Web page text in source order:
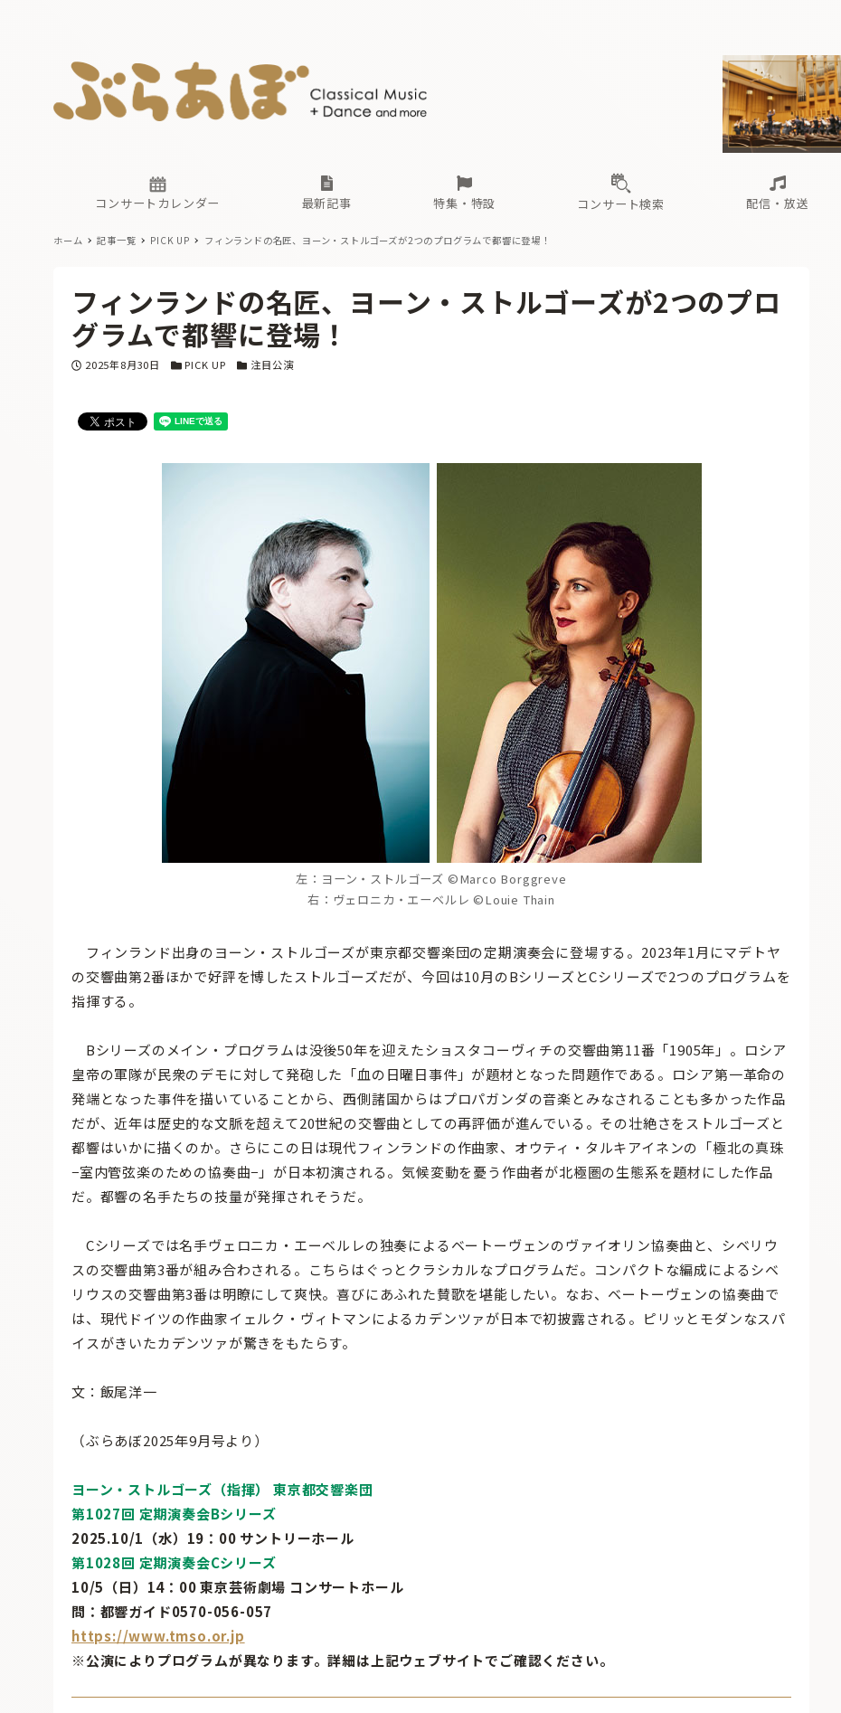
コンサートカレンダー 最新記事
古楽とその先と オーケストラの楽屋から 海の向こうの音楽家 Aからの眺望
特集・特設
現場のプロが推す！間違いないオーケストラコンサート
過去の特集
コンサート検索 配信・放送
無料ライブ配信スケジュール 有料ライブ配信スケジュール
た は や わ
古楽とその先と 海の向こうの音楽家 Aからの眺望
過去の特集
無料ライブ配信スケジュール
あ か さ
ホーム 記事一覧 PICK UP フィンランドの名匠、ヨーン・ストルゴーズが2つのプログラムで都響に登場！
フィンランドの名匠、ヨーン・ストルゴーズが2つのプロ
グラムで都響に登場！
投稿日
2025年8月30日 カテゴリー
PICK UP カテゴリー
注目公演
左：ヨーン・ストルゴーズ ©Marco Borggreve
右：ヴェロニカ・エーベルレ ©Louie Thain
フィンランド出身のヨーン・ストルゴーズが東京都交響楽団の定期演奏会に登場する。2023年1月にマデトヤ
の交響曲第2番ほかで好評を博したストルゴーズだが、今回は10月のBシリーズとCシリーズで2つのプログラムを
指揮する。
Bシリーズのメイン・プログラムは没後50年を迎えたショスタコーヴィチの交響曲第11番「1905年」。ロシア
皇帝の軍隊が民衆のデモに対して発砲した「血の日曜日事件」が題材となった問題作である。ロシア第一革命の
発端となった事件を描いていることから、西側諸国からはプロパガンダの音楽とみなされることも多かった作品
だが、近年は歴史的な文脈を超えて20世紀の交響曲としての再評価が進んでいる。その壮絶さをストルゴーズと
都響はいかに描くのか。さらにこの日は現代フィンランドの作曲家、オウティ・タルキアイネンの「極北の真珠
−室内管弦楽のための協奏曲−」が日本初演される。気候変動を憂う作曲者が北極圏の生態系を題材にした作品
だ。都響の名手たちの技量が発揮されそうだ。
Cシリーズでは名手ヴェロニカ・エーベルレの独奏によるベートーヴェンのヴァイオリン協奏曲と、シベリウ
スの交響曲第3番が組み合わされる。こちらはぐっとクラシカルなプログラムだ。コンパクトな編成によるシベ
リウスの交響曲第3番は明瞭にして爽快。喜びにあふれた賛歌を堪能したい。なお、ベートーヴェンの協奏曲で
は、現代ドイツの作曲家イェルク・ヴィトマンによるカデンツァが日本で初披露される。ピリッとモダンなスパ
イスがきいたカデンツァが驚きをもたらす。
文：飯尾洋一
（ぶらあぼ2025年9月号より）
ヨーン・ストルゴーズ（指揮） 東京都交響楽団
第1027回 定期演奏会Bシリーズ
2025.10/1（水）19：00 サントリーホール
第1028回 定期演奏会Cシリーズ
10/5（日）14：00 東京芸術劇場 コンサートホール
問：都響ガイド0570-056-057
https://www.tmso.or.jp
※公演によりプログラムが異なります。詳細は上記ウェブサイトでご確認ください。